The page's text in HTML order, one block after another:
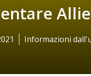
Informazioni